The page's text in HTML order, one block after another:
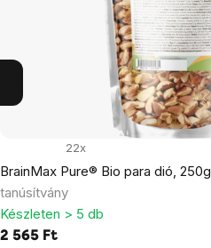
BrainMax Pure® Bio para dió, 250g
tanúsítvány
22x
Készleten > 5 db
2 565 Ft